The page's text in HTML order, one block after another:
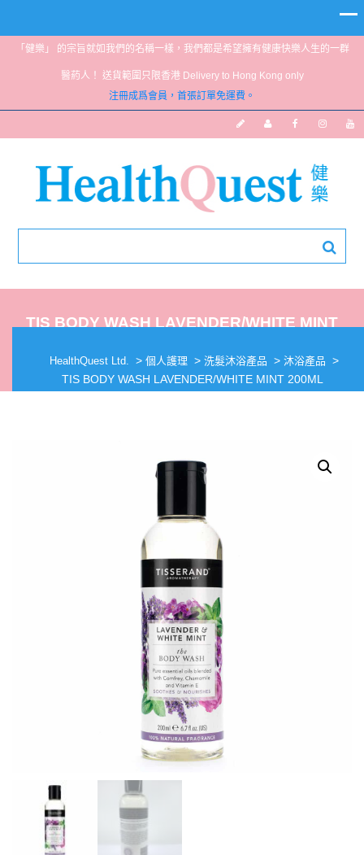
「健樂」 的宗旨就如我們的名稱一樣，我們都是希望擁有健康快樂人生的一群
醫葯人！ 送貨範圍只限香港 Delivery to Hong Kong only
注冊成爲會員，首張訂單免運費。
TIS BODY WASH LAVENDER/WHITE MINT
HealthQuest Ltd. > 個人護理 > 洗髮沐浴產品 > 沐浴產品 >
TIS BODY WASH LAVENDER/WHITE MINT 200ML